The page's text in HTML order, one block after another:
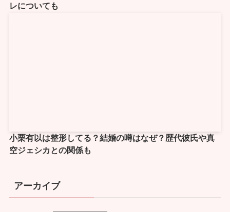
レについても
小栗有以は整形してる？結婚の噂はなぜ？歴代彼氏や真
空ジェシカとの関係も
アーカイブ